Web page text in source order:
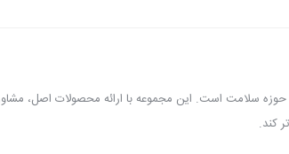
حوزه سلامت است. این مجموعه با ارائه محصولات اصل،